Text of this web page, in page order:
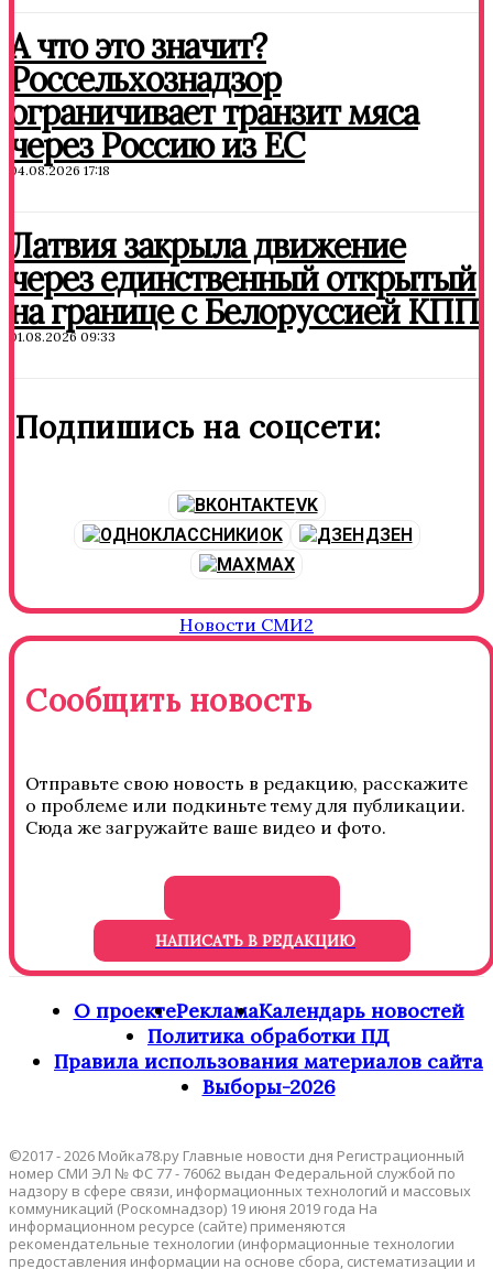
А что это значит?
Россельхознадзор
ограничивает транзит мяса
через Россию из ЕС
04.08.2026 17:18
Латвия закрыла движение
через единственный открытый
на границе с Белоруссией КПП
01.08.2026 09:33
Подпишись на соцсети:
VK
OK
ДЗЕН
MAX
Новости СМИ2
Сообщить новость
Отправьте свою новость в редакцию, расскажите
о проблеме или подкиньте тему для публикации.
Сюда же загружайте ваше видео и фото.
НАПИСАТЬ В РЕДАКЦИЮ
О проектеРекламаКалендарь новостей
Политика обработки ПД
Правила использования материалов сайта
Выборы-2026
©2017 - 2026 Мойка78.ру Главные новости дня Регистрационный
номер СМИ ЭЛ № ФС 77 - 76062 выдан Федеральной службой по
надзору в сфере связи, информационных технологий и массовых
коммуникаций (Роскомнадзор) 19 июня 2019 года На
информационном ресурсе (сайте) применяются
рекомендательные технологии (информационные технологии
предоставления информации на основе сбора, систематизации и